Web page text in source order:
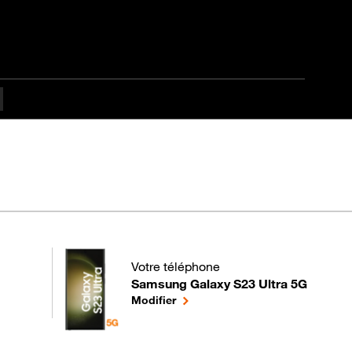
Avancé
Votre téléphone
Samsung Galaxy S23 Ultra 5G
pour votre Samsung Galaxy S23 Ultra 5G
Modifierle téléphone sélectionné